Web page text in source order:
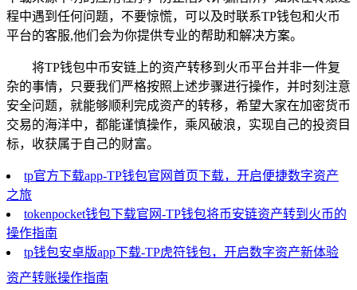
程中遇到任何问题，不要惊慌，可以及时联系TP钱包和火币
平台的客服,他们会为你提供专业的帮助和解决方案。
将TP钱包中币安链上的资产转移到火币平台并非一件复
杂的事情，只要我们严格按照上述步骤进行操作，并时刻注意
安全问题，就能够顺利完成资产的转移，希望大家在加密货币
交易的海洋中，都能谨慎操作，乘风破浪，实现自己的投资目
标，收获属于自己的财富。
tp官方下载app-TP钱包官网首页下载，开启便捷数字资产
之旅
tokenpocket钱包下载官网-TP钱包将币安链资产转到火币的
操作指南
tp钱包安卓版app下载-TP虎符钱包，开启数字资产新体验
资产转账操作指南